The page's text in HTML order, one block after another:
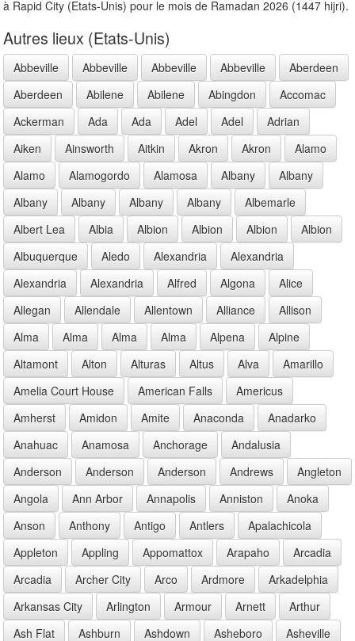
à Rapid City (Etats-Unis) pour le mois de Ramadan 2026 (1447 hijri).
Autres lieux (Etats-Unis)
Abbeville Abbeville Abbeville Abbeville
Aberdeen
Aberdeen
Abilene Abilene Abingdon
Accomac
Ackerman
Ada Ada Adel Adel
Adrian
Aiken
Ainsworth Aitkin Akron Akron
Alamo
Alamo
Alamogordo Alamosa Albany
Albany
Albany
Albany Albany Albany
Albemarle
Albert Lea
Albia Albion Albion Albion
Albion
Albuquerque
Aledo Alexandria
Alexandria
Alexandria
Alexandria Alfred Algona
Alice
Allegan
Allendale Allentown Alliance
Allison
Alma
Alma Alma Alma Alpena
Alpine
Altamont
Alton Alturas Altus Alva
Amarillo
Amelia Court House
American Falls
Americus
Amherst
Amidon Amite Anaconda
Anadarko
Anahuac
Anamosa Anchorage
Andalusia
Anderson
Anderson Anderson Andrews
Angleton
Angola
Ann Arbor Annapolis Anniston
Anoka
Anson
Anthony Antigo Antlers
Apalachicola
Appleton
Appling Appomattox Arapaho
Arcadia
Arcadia
Archer City Arco Ardmore
Arkadelphia
Arkansas City
Arlington Armour Arnett
Arthur
Ash Flat
Ashburn Ashdown Asheboro
Asheville